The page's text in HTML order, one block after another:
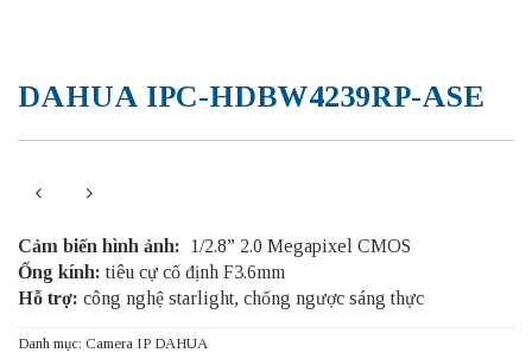
DAHUA IPC-HDBW4239RP-ASE
Cảm biến hình ảnh: 1/2.8” 2.0 Megapixel CMOS
Ống kính: tiêu cự cố định F3.6mm
Hỗ trợ: công nghệ starlight, chống ngược sáng thực
Danh mục: Camera IP DAHUA